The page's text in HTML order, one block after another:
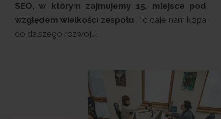
SEO, w którym zajmujemy 15. miejsce pod
względem wielkości zespołu. To daje nam kopa
do dalszego rozwoju!